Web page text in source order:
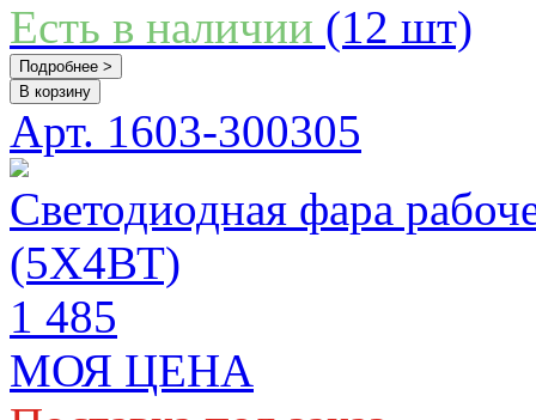
Есть в наличии (12 шт)
Подробнее >
В корзину
Арт. 1603-300305
Светодиодная фара
(5Х4ВТ)
1 485
МОЯ ЦЕНА